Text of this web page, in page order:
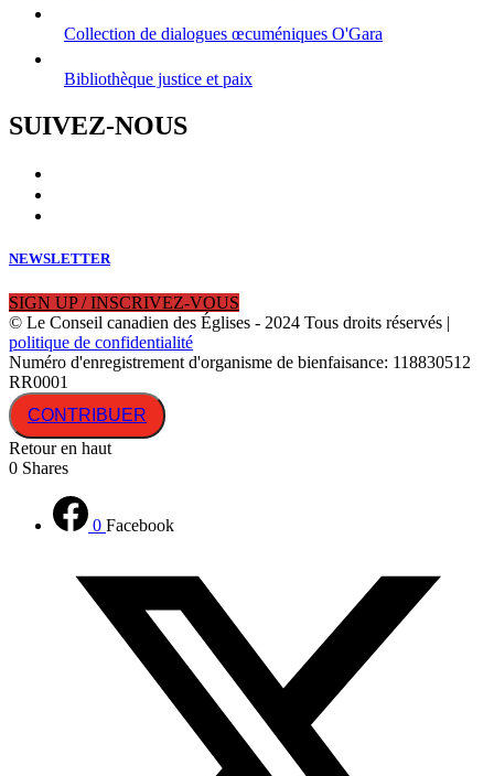
Collection de dialogues œcuméniques O'Gara
Bibliothèque justice et paix
SUIVEZ-NOUS
NEWSLETTER
SIGN UP / INSCRIVEZ-VOUS
© Le Conseil canadien des Églises - 2024 Tous droits réservés |
politique de confidentialité
Numéro d'enregistrement d'organisme de bienfaisance: 118830512
RR0001
CONTRIBUER
Retour en haut
0 Shares
0 Facebook